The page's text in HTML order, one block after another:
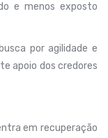
e menos exposto
por agilidade e
apoio dos credores
em recuperação